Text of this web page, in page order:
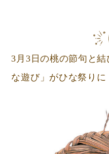
3月3日の桃の節句と
な遊び」がひな祭りに